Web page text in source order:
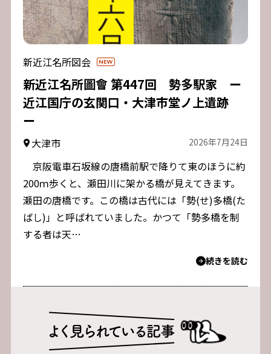
新近江名所図会
新近江名所圖會 第447回 勢多駅家 ー
近江国庁の玄関口・大津市堂ノ上遺跡
ー
大津市 2026年7月24日
京阪電車石坂線の唐橋前駅で降りて東のほうに約
200ｍ歩くと、瀬田川に架かる橋が見えてきます。
瀬田の唐橋です。この橋は古代には「勢(せ)多橋(た
ばし)」と呼ばれていました。かつて「勢多橋を制
する者は天…
続きを読む